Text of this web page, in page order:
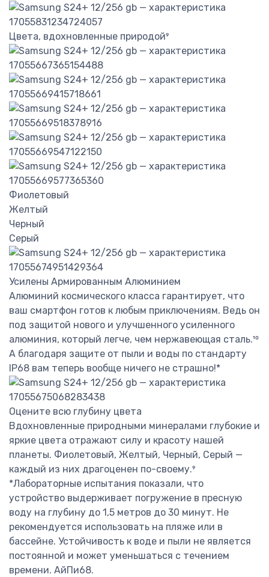
Цвета, вдохновленные природой⁹
Фиолетовый
Желтый
Черный
Серый
Усилены Армированным Алюминием
Алюминий космического класса гарантирует, что
ваш смартфон готов к любым приключениям. Ведь он
под защитой нового и улучшенного усиленного
алюминия, который легче, чем нержавеющая сталь.¹⁰
А благодаря защите от пыли и воды по стандарту
IP68 вам теперь вообще ничего не страшно!*
Оцените всю глубину цвета
Вдохновленные природными минералами глубокие и
яркие цвета отражают силу и красоту нашей
планеты. Фиолетовый, Желтый, Черный, Серый —
каждый из них драгоценен по-своему.⁹
*Лабораторные испытания показали, что
устройство выдерживает погружение в пресную
воду на глубину до 1,5 метров до 30 минут. Не
рекомендуется использовать на пляже или в
бассейне. Устойчивость к воде и пыли не является
постоянной и может уменьшаться с течением
времени. АйПи68.